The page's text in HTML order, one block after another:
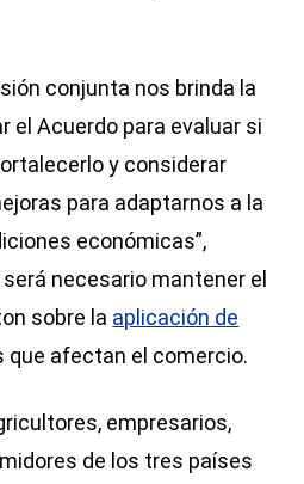
conjunta nos brinda la
el Acuerdo para evaluar si
y considerar
para adaptarnos a la
económicas”,
necesario mantener el
sobre la aplicación de
que afectan el comercio.
empresarios,
de los tres países